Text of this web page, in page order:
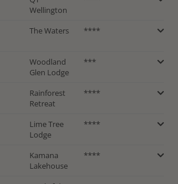
Wellington
The Waters ****
Woodland
Glen Lodge
***
Rainforest
Retreat
****
Lime Tree
Lodge
****
Kamana
Lakehouse
****